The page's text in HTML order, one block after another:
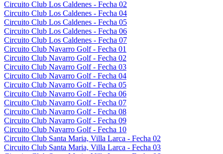
Circuito Club Los Caldenes - Fecha 02
Circuito Club Los Caldenes - Fecha 04
Circuito Club Los Caldenes - Fecha 05
Circuito Club Los Caldenes - Fecha 06
Circuito Club Los Caldenes - Fecha 07
Circuito Club Navarro Golf - Fecha 01
Circuito Club Navarro Golf - Fecha 02
Circuito Club Navarro Golf - Fecha 03
Circuito Club Navarro Golf - Fecha 04
Circuito Club Navarro Golf - Fecha 05
Circuito Club Navarro Golf - Fecha 06
Circuito Club Navarro Golf - Fecha 07
Circuito Club Navarro Golf - Fecha 08
Circuito Club Navarro Golf - Fecha 09
Circuito Club Navarro Golf - Fecha 10
Circuito Club Santa Maria, Villa Larca - Fecha 02
Circuito Club Santa Maria, Villa Larca - Fecha 03